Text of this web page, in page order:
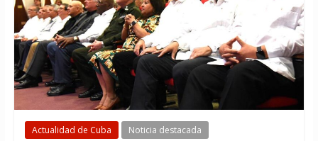
Actualidad de Cuba Noticia destacada